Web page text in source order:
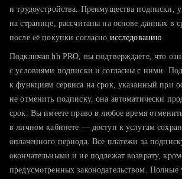
тратите много времени на поиск и
хотите сравнить себя с конкурентами и
и трудоустройства. Преимущества подписки,
на странице, рассчитаны на основе данных в
после её покупки согласно исследованию
Подключая hh PRO, вы подтверждаете, что
с условиями подписки и согласны с ними.
к функциям сервиса на срок, указанный при
не отменить подписку, она автоматически
срок. Вы имеете право в любое время
в личном кабинете — доступ к услугам
оплаченного периода. Все платежи за
окончательными и не подлежат возврату,
предусмотренных законодательством. Полные